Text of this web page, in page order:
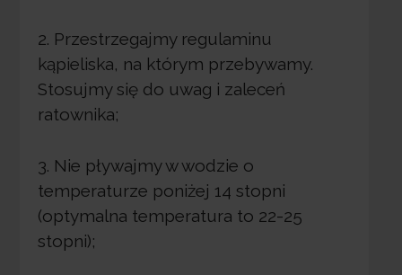
2. Przestrzegajmy regulaminu
kąpieliska, na którym przebywamy.
Stosujmy się do uwag i zaleceń
ratownika;
3. Nie pływajmy w wodzie o
temperaturze poniżej 14 stopni
(optymalna temperatura to 22-25
stopni);